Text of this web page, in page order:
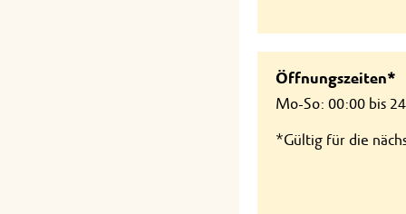
Öffnungszeiten*
Mo-So: 00:00 bis
*Gültig für die